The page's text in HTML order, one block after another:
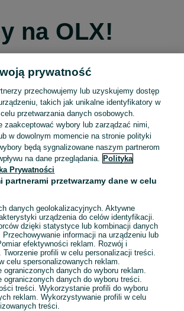
na OLX!
przez Facebooka
przez konto Apple
przez konto Google
LUB
prywatność
przechowujemy lub uzyskujemy dostęp
takich jak unikalne identyfikatory w
przetwarzania danych osobowych.
zaakceptować wybory lub zarządzać nimi,
w dowolnym momencie na stronie polityki
będą sygnalizowane naszym partnerom
na dane przeglądania.
Polityka
Prywatności
partnerami przetwarzamy dane w celu
danych geolokalizacyjnych. Aktywne
urządzenia do celów identyfikacji.
dzięki statystyce lub kombinacji danych
Przechowywanie informacji na urządzeniu lub
efektywności reklam. Rozwój i
Tworzenie profili w celu personalizacji treści.
celu spersonalizowanych reklam.
ograniczonych danych do wyboru reklam.
ograniczonych danych do wyboru treści.
treści. Wykorzystanie profili do wyboru
reklam. Wykorzystywanie profili w celu
treści.